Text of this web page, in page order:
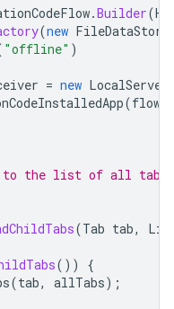
.Builder(
(new
"offline" )
= new
(flow
the list of all
(Tab tab,
())
{
(tab, allTabs);